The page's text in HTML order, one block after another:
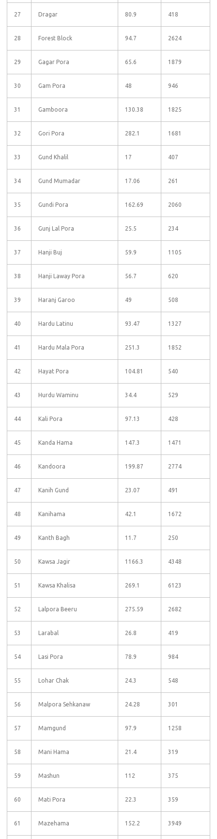
27 Dragar 80.9 418
28 Forest Block 94.7 2624
29 Gagar Pora 65.6 1879
30 Gam Pora 48 946
31 Gamboora 130.38 1825
32 Gori Pora 282.1 1681
33 Gund Khalil 17 407
34 Gund Mumadar 17.06 261
35 Gundi Pora 162.69 2060
36 Gunj Lal Pora 25.5 234
37 Hanji Buj 59.9 1105
38 Hanji Laway Pora 56.7 620
39 Haranj Garoo 49 508
40 Hardu Latinu 93.47 1327
41 Hardu Mala Pora 251.3 1852
42 Hayat Pora 104.81 540
43 Hurdu Waminu 34.4 529
44 Kali Pora 97.13 428
45 Kanda Hama 147.3 1471
46 Kandoora 199.87 2774
47 Kanih Gund 23.07 491
48 Kanihama 42.1 1672
49 Kanth Bagh 11.7 250
50 Kawsa Jagir 1166.3 4348
51 Kawsa Khalisa 269.1 6123
52 Lalpora Beeru 275.59 2682
53 Larabal 26.8 419
54 Lasi Pora 78.9 984
55 Lohar Chak 24.3 548
56 Malpora Sehkanaw 24.28 301
57 Mamgund 97.9 1258
58 Mani Hama 21.4 319
59 Mashun 112 375
60 Mati Pora 22.3 359
61 Mazehama 152.2 3949